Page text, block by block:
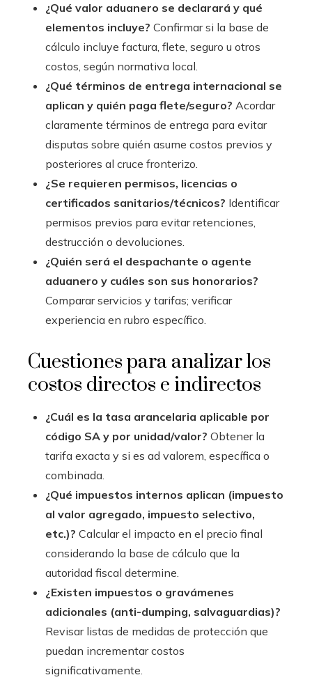
¿Qué valor aduanero se declarará y qué
elementos incluye? Confirmar si la base de
cálculo incluye factura, flete, seguro u otros
costos, según normativa local.
¿Qué términos de entrega internacional se
aplican y quién paga flete/seguro? Acordar
claramente términos de entrega para evitar
disputas sobre quién asume costos previos y
posteriores al cruce fronterizo.
¿Se requieren permisos, licencias o
certificados sanitarios/técnicos? Identificar
permisos previos para evitar retenciones,
destrucción o devoluciones.
¿Quién será el despachante o agente
aduanero y cuáles son sus honorarios?
Comparar servicios y tarifas; verificar
experiencia en rubro específico.
Cuestiones para analizar los
costos directos e indirectos
¿Cuál es la tasa arancelaria aplicable por
código SA y por unidad/valor? Obtener la
tarifa exacta y si es ad valorem, específica o
combinada.
¿Qué impuestos internos aplican (impuesto
al valor agregado, impuesto selectivo,
etc.)? Calcular el impacto en el precio final
considerando la base de cálculo que la
autoridad fiscal determine.
¿Existen impuestos o gravámenes
adicionales (anti-dumping, salvaguardias)?
Revisar listas de medidas de protección que
puedan incrementar costos
significativamente.